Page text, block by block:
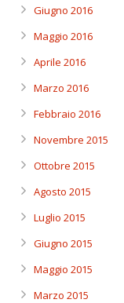
Giugno 2016
Maggio 2016
Aprile 2016
Marzo 2016
Febbraio 2016
Novembre 2015
Ottobre 2015
Agosto 2015
Luglio 2015
Giugno 2015
Maggio 2015
Marzo 2015